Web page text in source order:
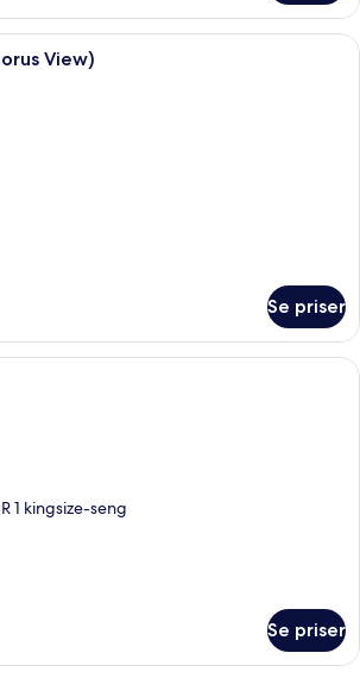
Et hotelværelse med en seng, et
View)
Se priser
Et hotelværelse med seng,
1 kingsize-seng
Se priser